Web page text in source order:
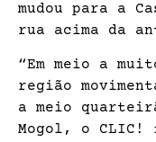
mudou para a
rua acima da
“Em meio a
região
a meio
Mogol, o CLIC!